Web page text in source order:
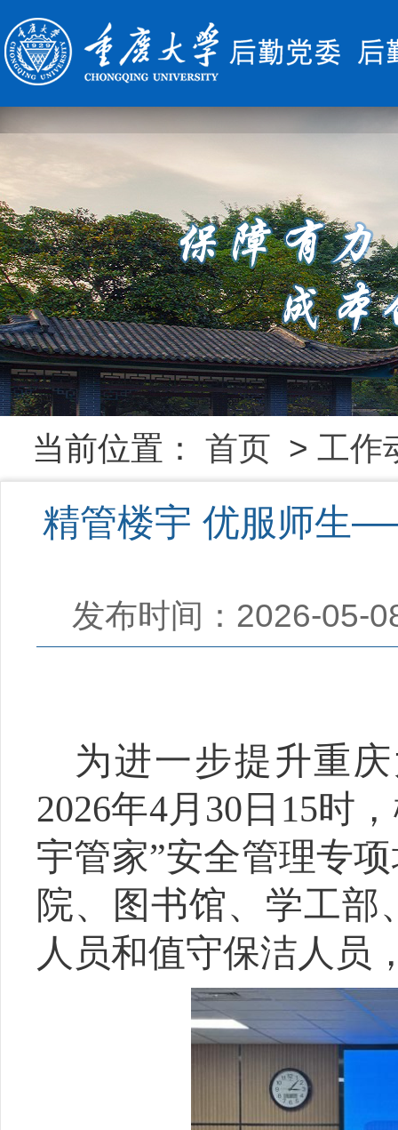
当前位置： 首页 > 工作
精管楼宇 优服师生
发布时间：2026-05-
为进一步提升重
2026年4月30日15时，
宇管家”安全管理专
院、图书馆、学工
人 员和值守保洁人员